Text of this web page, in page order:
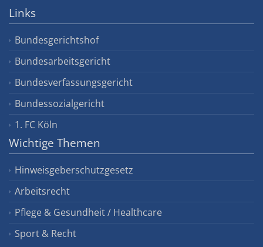
Links
Bundesgerichtshof
Bundesarbeitsgericht
Bundesverfassungsgericht
Bundessozialgericht
1. FC Köln
Wichtige Themen
Hinweisgeberschutzgesetz
Arbeitsrecht
Pflege & Gesundheit / Healthcare
Sport & Recht